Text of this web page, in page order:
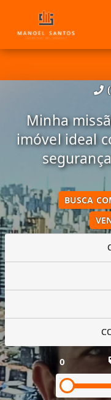
Minha
imóvel ideal
BUSCA
0